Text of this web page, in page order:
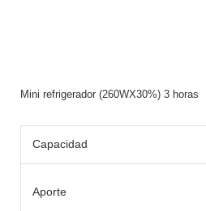
Mini refrigerador (260WX30%) 3
Capacidad
Aporte